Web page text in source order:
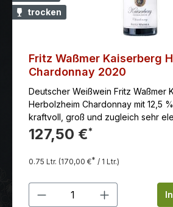
trocken
Fritz Waßmer Kaiserberg
Chardonnay 2020
Deutscher Weißwein Fritz Waßmer
Herbolzheim Chardonnay mit 12,5
kraftvoll, groß und zugleich sehr
127,50 €*
0.75 Ltr. (170,00 €* / 1 Ltr.)
Produkt Anzahl: Gib